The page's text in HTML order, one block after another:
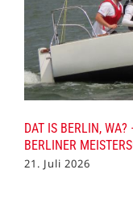
DAT IS BERLIN,
BERLINER
21. Juli 2026